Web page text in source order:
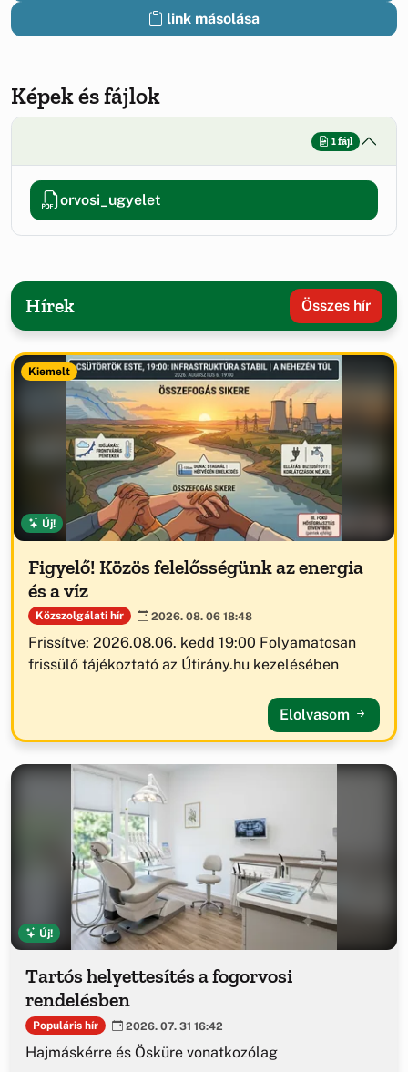
link másolása
Képek és fájlok
1 fájl
orvosi_ugyelet
Hírek Összes hír
Kiemelt
Új!
Figyelő! Közös felelősségünk az energia
és a víz
Közszolgálati hír 2026. 08. 06 18:48
Frissítve: 2026.08.06. kedd 19:00 Folyamatosan
frissülő tájékoztató az Útirány.hu kezelésében
Elolvasom
Új!
Tartós helyettesítés a fogorvosi
rendelésben
Populáris hír 2026. 07. 31 16:42
Hajmáskérre és Ösküre vonatkozólag